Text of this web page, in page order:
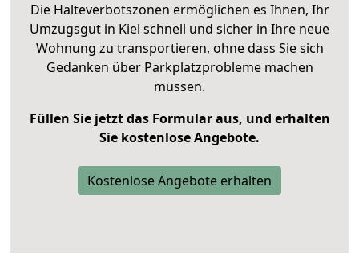
Die Halteverbotszonen ermöglichen es Ihnen, Ihr
Umzugsgut in Kiel schnell und sicher in Ihre neue
Wohnung zu transportieren, ohne dass Sie sich
Gedanken über Parkplatzprobleme machen
müssen.
Füllen Sie jetzt das Formular aus, und erhalten
Sie kostenlose Angebote.
Kostenlose Angebote erhalten